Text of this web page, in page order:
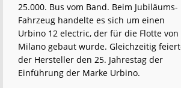
25.000. Bus vom Band. Beim Jubiläums-
Fahrzeug handelte es sich um einen
Urbino 12 electric, der für die Flotte von
Milano gebaut wurde. Gleichzeitig
der Hersteller den 25. Jahrestag der
Einführung der Marke Urbino.